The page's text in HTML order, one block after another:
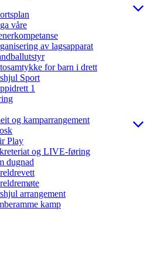
våre
av lagsapparat
for barn i drett
Sport
1
og kamparrangement
Play
og LIVE-føring
dugnad
arrangement
kamp